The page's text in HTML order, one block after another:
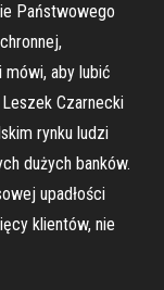
Państwowego
aby lubić
Czarnecki
rynku ludzi
dużych banków.
upadłości
klientów, nie